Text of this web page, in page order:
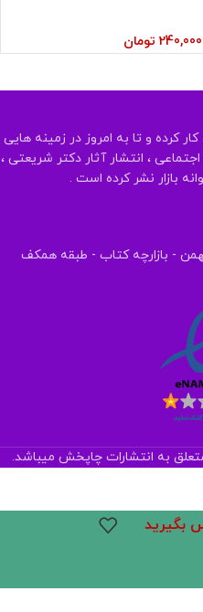
240,000 تومان
از سال ۱۳۳۶ آغاز به کار کرده و تا به امروز در زمینه هایی
، انتشار آثار دکتر شریعتی ،
- بازارچه کتاب - طبقه همکف
به انتشارات چاپخش میباشد.
بگیرید